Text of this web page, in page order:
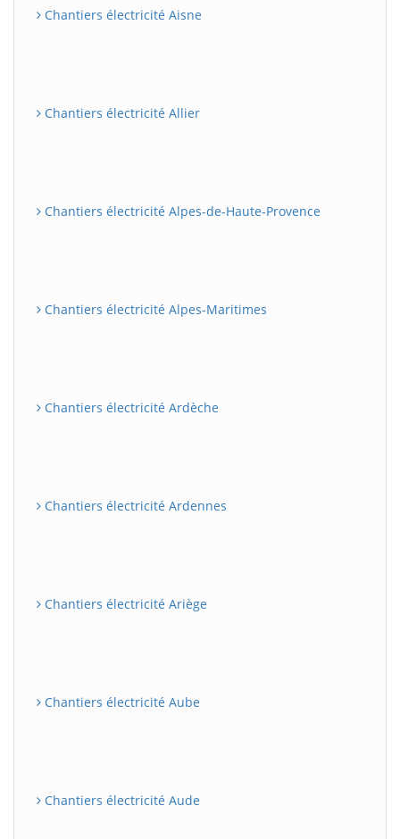
Chantiers électricité Aisne
Chantiers électricité Allier
Chantiers électricité Alpes-de-Haute-Provence
Chantiers électricité Alpes-Maritimes
Chantiers électricité Ardèche
Chantiers électricité Ardennes
Chantiers électricité Ariège
Chantiers électricité Aube
Chantiers électricité Aude